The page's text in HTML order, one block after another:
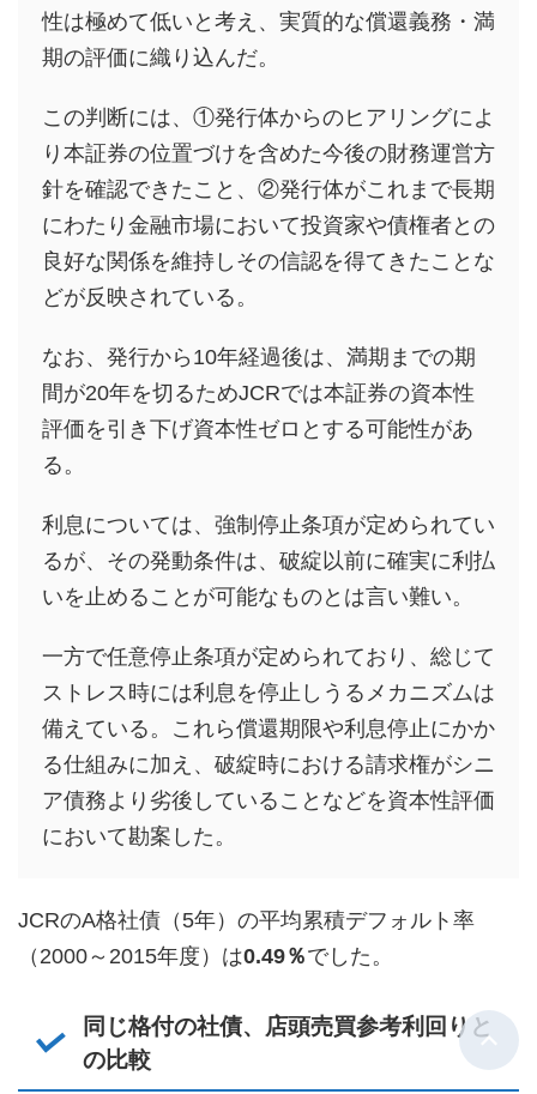
性は極めて低いと考え、実質的な償還義務・満
期の評価に織り込んだ。
この判断には、①発行体からのヒアリングによ
り本証券の位置づけを含めた今後の財務運営方
針を確認できたこと、②発行体がこれまで長期
にわたり金融市場において投資家や債権者との
良好な関係を維持しその信認を得てきたことな
どが反映されている。
なお、発行から10年経過後は、満期までの期
間が20年を切るためJCRでは本証券の資本性
評価を引き下げ資本性ゼロとする可能性があ
る。
利息については、強制停止条項が定められてい
るが、その発動条件は、破綻以前に確実に利払
いを止めることが可能なものとは言い難い。
一方で任意停止条項が定められており、総じて
ストレス時には利息を停止しうるメカニズムは
備えている。これら償還期限や利息停止にかか
る仕組みに加え、破綻時における請求権がシニ
ア債務より劣後していることなどを資本性評価
において勘案した。
JCRのA格社債（5年）の平均累積デフォルト率
（2000～2015年度）は0.49％でした。
同じ格付の社債、店頭売買参考利回りと
の比較